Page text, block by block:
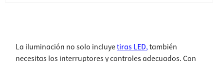
La iluminación no solo incluyetiras LED,también
necesitas los interruptores y controles adecuados. Con